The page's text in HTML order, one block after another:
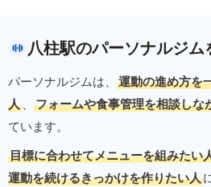
八柱駅のパーソナルジム
パーソナルジムは、
運動の進め方を
人 、 フォームや食事管理を相談しな
ています。
目標に合わせてメニューを組みたい
運動を続けるきっかけを作りたい人